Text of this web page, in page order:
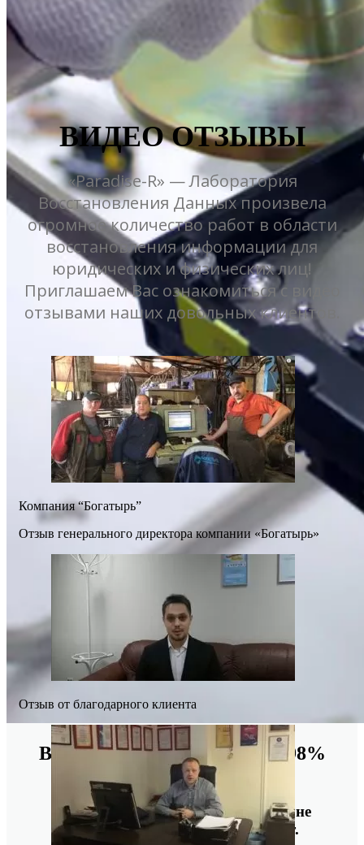
Восстанавливаем данные в 98%
случаев!
Даже, если носитель информации не
определяется, стучит или пищит.
ВИДЕО ОТЗЫВЫ
«Paradise-R» — Лаборатория
Восстановления Данных произвела
огромное количество работ в области
восстановления информации для
юридических и физических лиц!
Приглашаем Вас ознакомиться с видео
отзывами наших довольных клиентов.
Компания “Богатырь”
Отзыв генерального директора компании «Богатырь»
Отзыв от благодарного клиента